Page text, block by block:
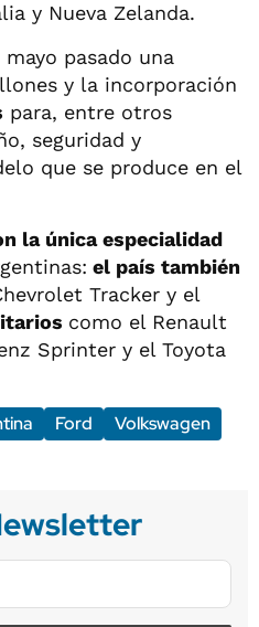
y Nueva Zelanda.
pasado una
y la incorporación
para, entre otros
seguridad y
que se produce en el
la única especialidad
el país también
Tracker y el
como el Renault
Sprinter y el Toyota
Ford
Volkswagen